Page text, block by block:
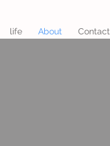
life About Contact